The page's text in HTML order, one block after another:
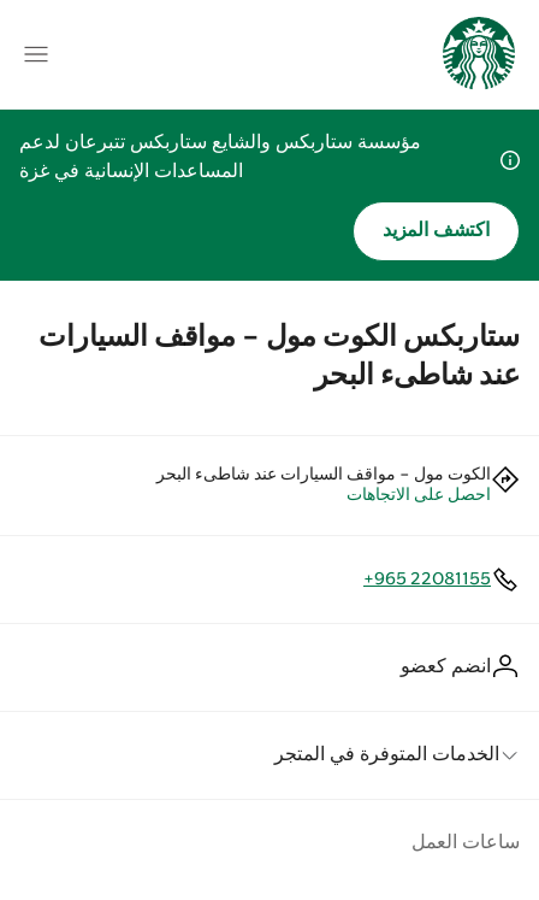
مؤسسة ستاربكس والشايع ستاربكس تتبرعان لدعم
المساعدات الإنسانية في غزة
اكتشف المزيد
ستاربكس الكوت مول - مواقف السيارات
عند شاطىء البحر
الكوت مول - مواقف السيارات عند شاطىء البحر
احصل على الاتجاهات
+965 22081155
انضم كعضو
الخدمات المتوفرة في المتجر
ساعات العمل